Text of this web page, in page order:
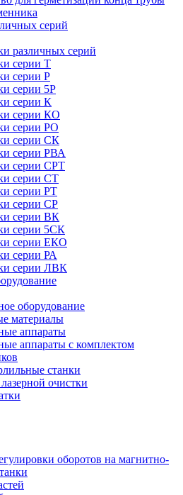
серий
различных серий
серии Т
серии Р
серии 5Р
серии К
серии КО
серии РО
серии СК
серии РВА
серии СРТ
серии СТ
серии РТ
серии СР
серии ВК
серии 5СК
серии ЕКО
серии РА
серии ЛВК
оборудование
материалы
аппараты
аппараты с комплектом
станки
очистки
оборотов на магнитно-